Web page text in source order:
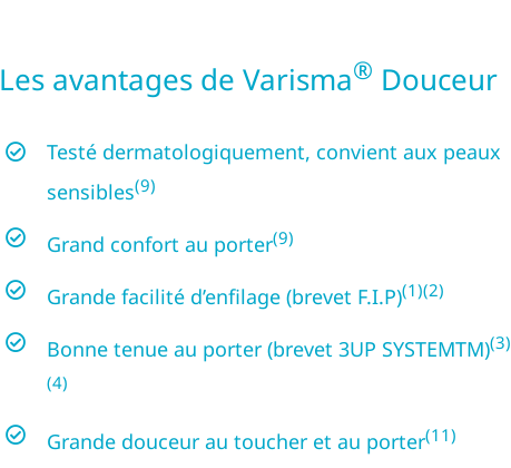
Les avantages de Varisma® Douceur
Testé dermatologiquement, convient aux peaux
sensibles(9)
Grand confort au porter(9)
Grande facilité d’enfilage (brevet F.I.P)(1)(2)
Bonne tenue au porter (brevet 3UP SYSTEMTM)(3)
(4)
Grande douceur au toucher et au porter(11)